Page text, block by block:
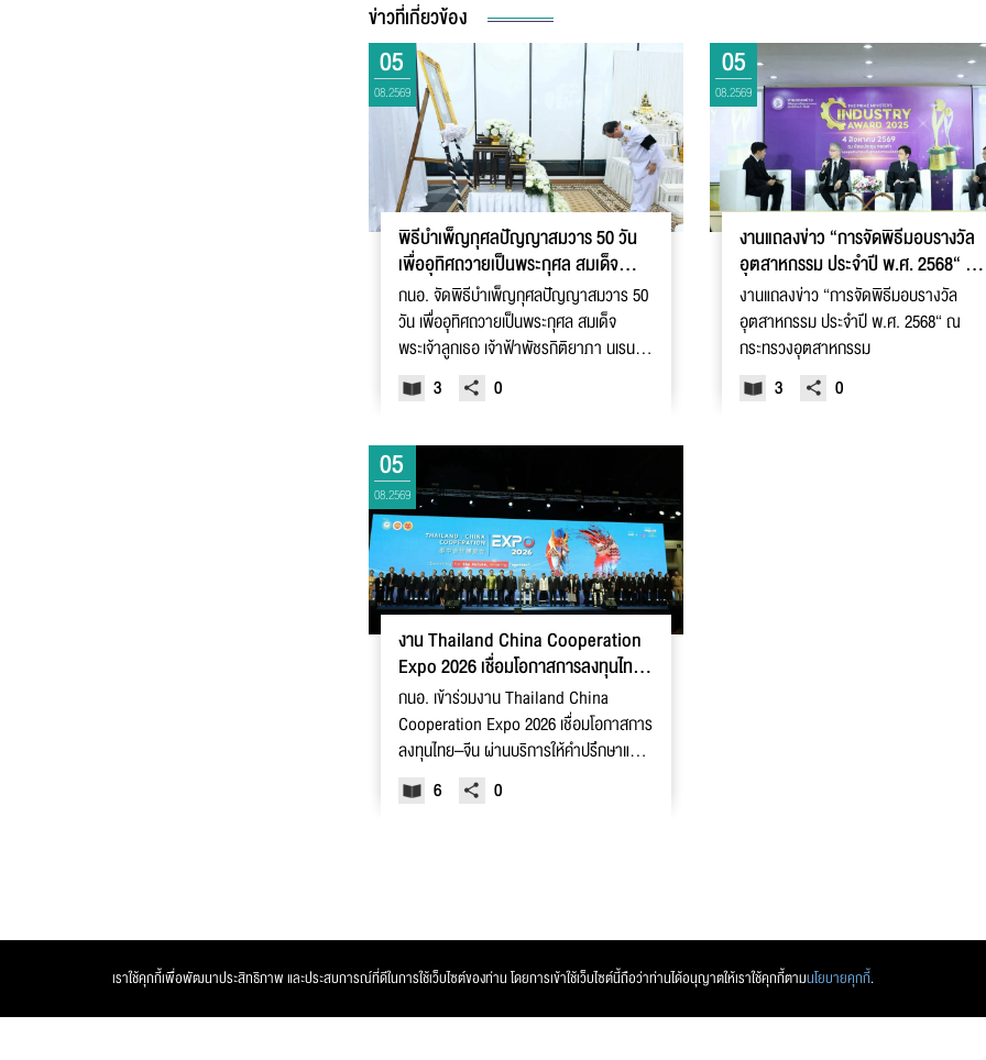
เราใช้คุกกี้เพื่อพัฒนาประสิทธิภาพ และประสบการณ์ที่ดีในการใช้เว็บไซต์ของท่าน โดยการเข้าใช้เว็บไซต์นี้ถือว่าท่านได้อนุญาตให้เราใช้คุกกี้ตามนโยบายคุกกี้.
ข่าวที่เกี่ยวข้อง
05
08.2569
พิธีบำเพ็ญกุศลปัญญาสมวาร 50 วัน
เพื่ออุทิศถวายเป็นพระกุศล สมเด็จ
พระเจ้าลูกเธอ เจ้าฟ้าพัชรกิติยาภา
กนอ. จัดพิธีบำเพ็ญกุศลปัญญาสมวาร 50
วัน เพื่ออุทิศถวายเป็นพระกุศล สมเด็จ
พระเจ้าลูกเธอ เจ้าฟ้าพัชรกิติยาภา นเรนทิ
ราเทพยวดี กรมหลวงราชสาริณีสิริพัชร
มหาวัชรราชธิดา
3 0
05
08.2569
งานแถลงข่าว “การจัดพิธีมอบรางวัล
อุตสาหกรรม ประจำปี พ.ศ. 2568“ ณ
กระทรวงอุตสาหกรรม
งานแถลงข่าว “การจัดพิธีมอบรางวัล
อุตสาหกรรม ประจำปี พ.ศ. 2568“ ณ
กระทรวงอุตสาหกรรม
3
0
05
08.2569
งาน Thailand China Cooperation
Expo 2026 เชื่อมโอกาสการลงทุนไทย–
จีน
กนอ. เข้าร่วมงาน Thailand China
Cooperation Expo 2026 เชื่อมโอกาสการ
ลงทุนไทย–จีน ผ่านบริการให้คำปรึกษาแบบ
ครบวงจร
6 0